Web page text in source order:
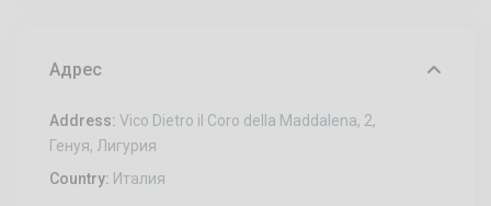
Адрес
Address: Vico Dietro il Coro della Maddalena, 2,
Генуя, Лигурия
Country: Италия